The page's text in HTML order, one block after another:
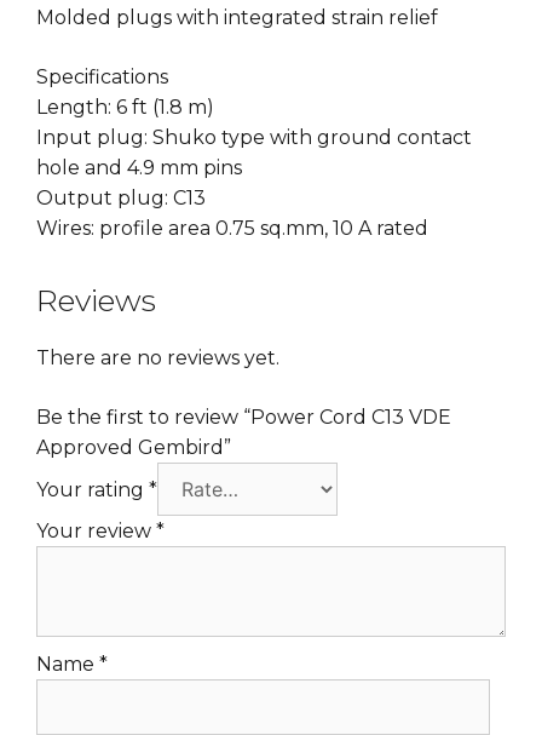
Molded plugs with integrated strain relief
Specifications
Length: 6 ft (1.8 m)
Input plug: Shuko type with ground contact
hole and 4.9 mm pins
Output plug: C13
Wires: profile area 0.75 sq.mm, 10 A rated
Reviews
There are no reviews yet.
Be the first to review “Power Cord C13 VDE
Approved Gembird”
Your rating *
Your review *
Name *